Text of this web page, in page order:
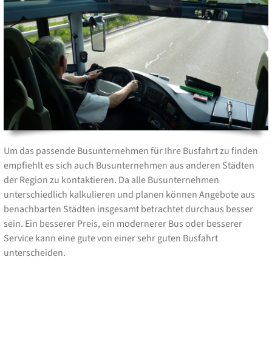
Um das passende Busunternehmen für Ihre Busfahrt zu finden
empfiehlt es sich auch Busunternehmen aus anderen Städten
der Region zu kontaktieren. Da alle Busunternehmen
unterschiedlich kalkulieren und planen können Angebote aus
benachbarten Städten insgesamt betrachtet durchaus besser
sein. Ein besserer Preis, ein modernerer Bus oder besserer
Service kann eine gute von einer sehr guten Busfahrt
unterscheiden.